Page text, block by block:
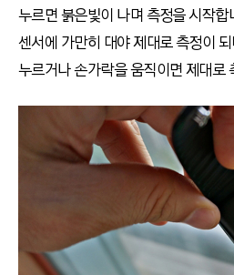
누르면 붉은빛이 나며 측정을 시작합
센서에 가만히 대야 제대로 측정이
누르거나 손가락을 움직이면 제대로